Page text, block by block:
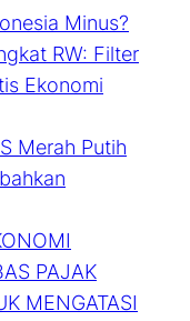
Minus?
RW: Filter
Ekonomi
Merah Putih
PAJAK
MENGATASI